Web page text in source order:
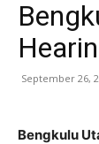
September 26,
Bengkulu